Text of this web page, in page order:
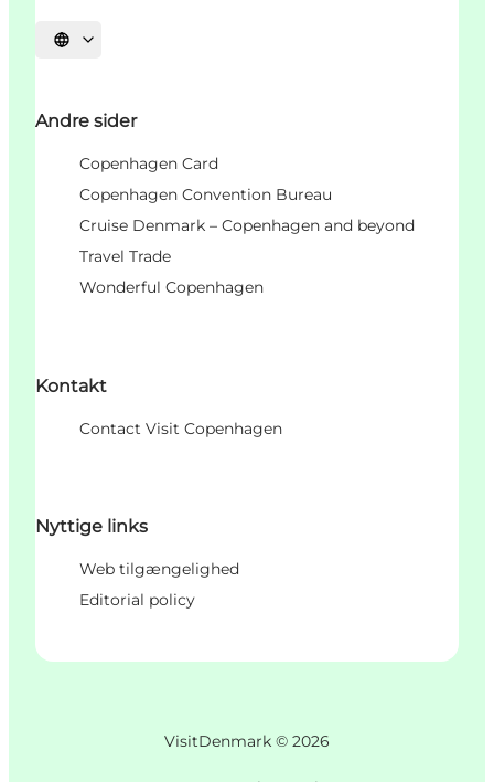
Select language
Andre sider
Copenhagen Card
Copenhagen Convention Bureau
Cruise Denmark – Copenhagen and beyond
Travel Trade
Wonderful Copenhagen
Kontakt
Contact Visit Copenhagen
Nyttige links
Web tilgængelighed
Editorial policy
VisitDenmark © 2026